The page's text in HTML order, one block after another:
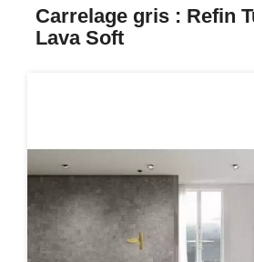
Carrelage gris : Refin
Lava Soft